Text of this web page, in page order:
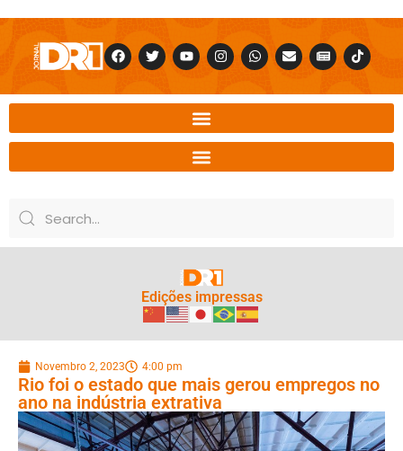
Edições impressas
Novembro 2, 2023 4:00 pm
Rio foi o estado que mais gerou empregos no
ano na indústria extrativa